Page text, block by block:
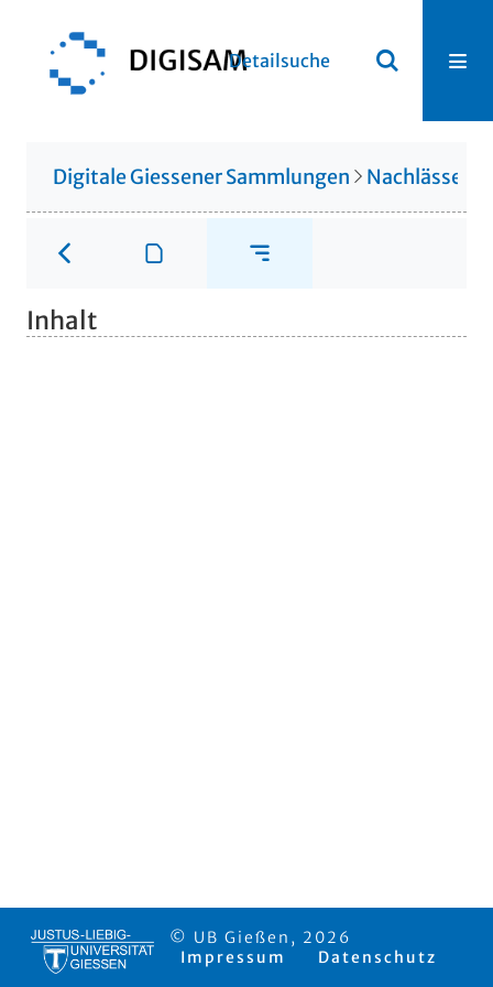
Detailsuche
Digitale Giessener Sammlungen Nachlässe
Inhalt
© UB Gießen, 2026
Impressum
Datenschutz